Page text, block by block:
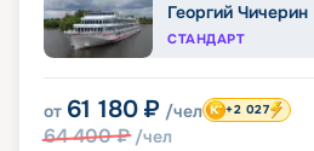
Георгий Чичерин
СТАНДАРТ
от 61 180 ₽ /чел
64 400₽ /чел
+2 027